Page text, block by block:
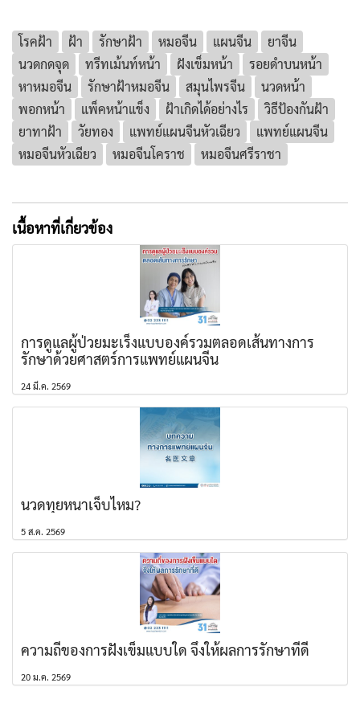
โรคฝ้า ฝ้า รักษาฝ้า หมอจีน แผนจีน
ยาจีน
นวดกดจุด
ทรีทเม้นท์หน้า ฝังเข็มหน้า
รอยดำบนหน้า
หาหมอจีน
รักษาฝ้าหมอจีน สมุนไพรจีน
นวดหน้า
พอกหน้า
แพ็คหน้าแข็ง ฝ้าเกิดได้อย่างไร
วิธีป้องกันฝ้า
ยาทาฝ้า
วัยทอง แพทย์แผนจีนหัวเฉียว
แพทย์แผนจีน
หมอจีนหัวเฉียว
หมอจีนโคราช หมอจีนศรีราชา
เนื้อหาที่เกี่ยวข้อง
การดูแลผู้ป่วยมะเร็งแบบองค์รวมตลอดเส้นทางการ
รักษาด้วยศาสตร์การแพทย์แผนจีน
24 มี.ค. 2569
นวดทุยหนาเจ็บไหม?
5 ส.ค. 2569
ความถี่ของการฝังเข็มแบบใด จึงให้ผลการรักษาที่ดี
20 ม.ค. 2569